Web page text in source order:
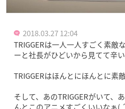
2018.03.27 12:04
TRIGGERは一人一人すごく素敵
ーと社長がひどいから見てて辛い
TRIGGERはほんとにほんとに
そして、あのTRIGGERがいて、